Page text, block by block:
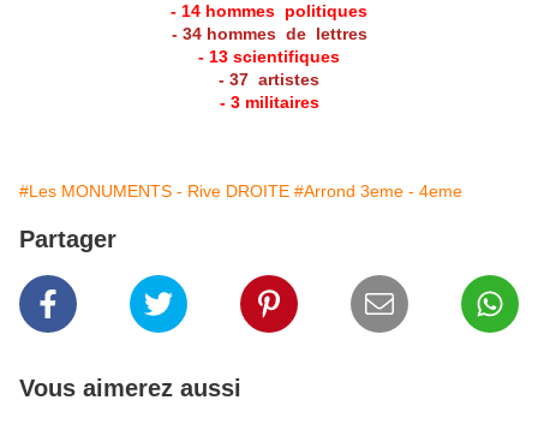
- 14 hommes politiques
- 34 hommes de lettres
- 13 scientifiques
- 37 artistes
- 3 militaires
#Les MONUMENTS - Rive DROITE #Arrond 3eme - 4eme
Partager
Vous aimerez aussi